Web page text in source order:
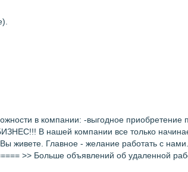
в компании: -выгодное
В нашей компании все только
Главное - желание работать с
>> Больше объявлений об удаленной